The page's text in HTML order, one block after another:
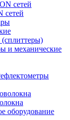
сетей
(сплиттеры)
и механические
оборудование